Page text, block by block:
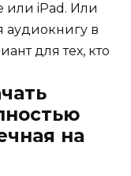
или iPad. Или
аудиокнигу в
для тех, кто
на